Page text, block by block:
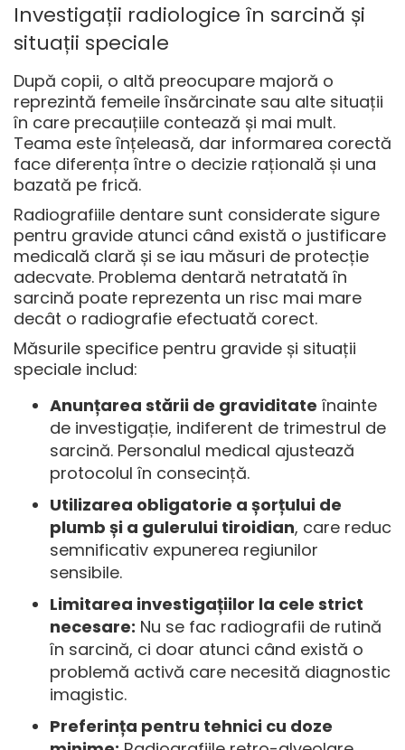
Investigații radiologice în sarcină și
situații speciale
După copii, o altă preocupare majoră o
reprezintă femeile însărcinate sau alte situații
în care precauțiile contează și mai mult.
Teama este înțeleasă, dar informarea corectă
face diferența între o decizie rațională și una
bazată pe frică.
Radiografiile dentare sunt considerate sigure
pentru gravide atunci când există o justificare
medicală clară și se iau măsuri de protecție
adecvate. Problema dentară netratată în
sarcină poate reprezenta un risc mai mare
decât o radiografie efectuată corect.
Măsurile specifice pentru gravide și situații
speciale includ:
Anunțarea stării de graviditate înainte
de investigație, indiferent de trimestrul de
sarcină. Personalul medical ajustează
protocolul în consecință.
Utilizarea obligatorie a șorțului de
plumb și a gulerului tiroidian, care reduc
semnificativ expunerea regiunilor
sensibile.
Limitarea investigațiilor la cele strict
necesare: Nu se fac radiografii de rutină
în sarcină, ci doar atunci când există o
problemă activă care necesită diagnostic
imagistic.
Preferința pentru tehnici cu doze